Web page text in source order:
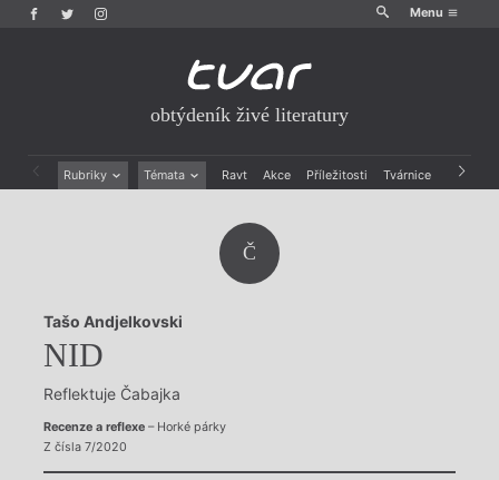
Menu
obtýdeník živé literatury
Rubriky Témata Ravt Akce Příležitosti Tvárnice Archiv
Rozhovory
Dokument
Výroční ceny
Č
Tašo Andjelkovski
NID
Reflektuje Čabajka
Recenze a reflexe– Horké párky
Z čísla 7/2020